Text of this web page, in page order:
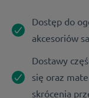
Dostęp do
akcesoriów
Dostawy
się oraz
skrócenia